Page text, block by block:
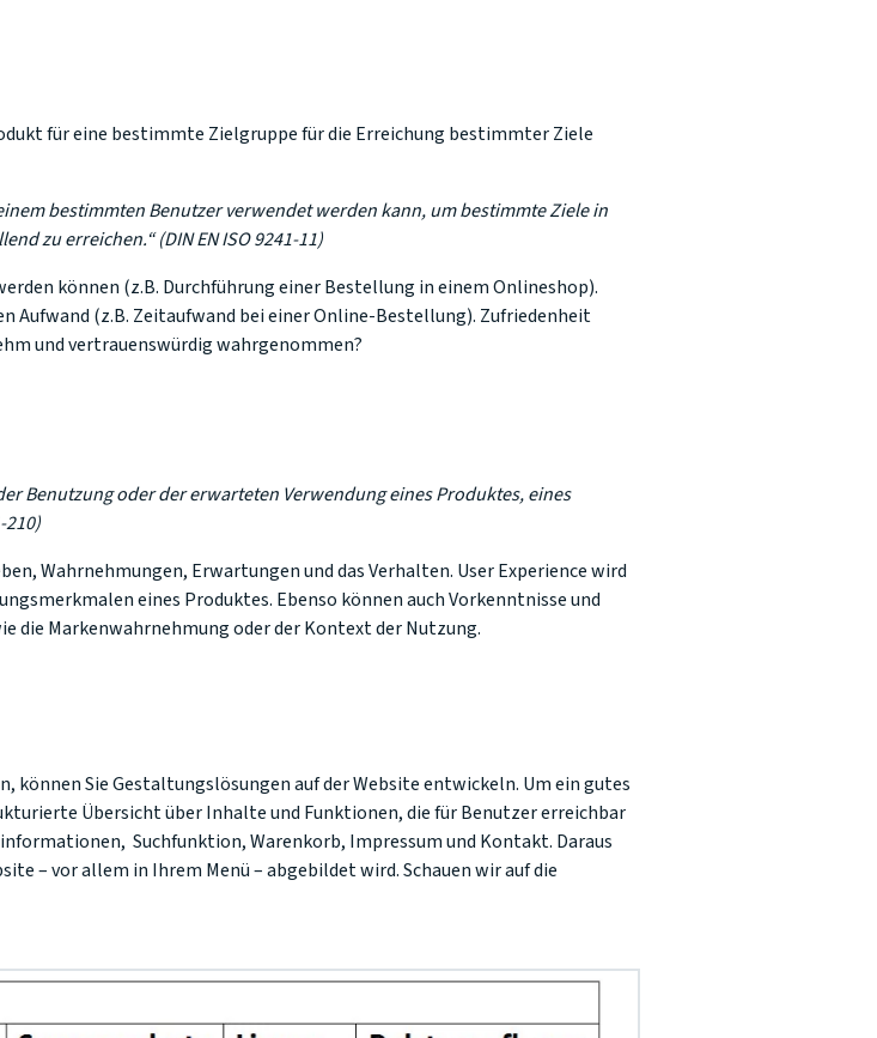
für eine bestimmte Zielgruppe für die Erreichung bestimmter Ziele
bestimmten Benutzer verwendet werden kann, um bestimmte Ziele in
zu erreichen.“ (DIN EN ISO 9241-11)
können (z.B. Durchführung einer Bestellung in einem Onlineshop).
Aufwand (z.B. Zeitaufwand bei einer Online-Bestellung). Zufriedenheit
und vertrauenswürdig wahrgenommen?
Benutzung oder der erwarteten Verwendung eines Produktes, eines
210)
Wahrnehmungen, Erwartungen und das Verhalten. User Experience wird
eines Produktes. Ebenso können auch Vorkenntnisse und
die Markenwahrnehmung oder der Kontext der Nutzung.
können Sie Gestaltungslösungen auf der Website entwickeln. Um ein gutes
Übersicht über Inhalte und Funktionen, die für Benutzer erreichbar
Suchfunktion, Warenkorb, Impressum und Kontakt. Daraus
– vor allem in Ihrem Menü – abgebildet wird. Schauen wir auf die